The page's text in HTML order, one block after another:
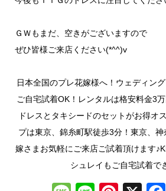
ＧＷもまだ、空きがございますので
ぜひ皆様ご来店ください(*^^)v
日本全国のプレ花嫁様へ！ウェディン
ご自宅試着OK！レンタルは格安料金3
ドレスとタキシードのセットがお得オ
プは東京、錦糸町駅徒歩3分！東京、
嫁さまお気軽にご来店ご試着頂けます
シュレイもご自宅試着で